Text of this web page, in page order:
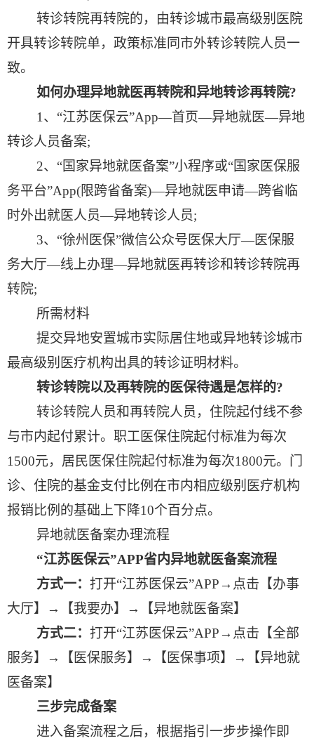
转诊转院再转院的，由转诊城市最高级别医院
开具转诊转院单，政策标准同市外转诊转院人员一
致。
如何办理异地就医再转院和异地转诊再转院?
1、“江苏医保云”App—首页—异地就医—异地
转诊人员备案;
2、“国家异地就医备案”小程序或“国家医保服
务平台”App(限跨省备案)—异地就医申请—跨省临
时外出就医人员—异地转诊人员;
3、“徐州医保”微信公众号医保大厅—医保服
务大厅—线上办理—异地就医再转诊和转诊转院再
转院;
所需材料
提交异地安置城市实际居住地或异地转诊城市
最高级别医疗机构出具的转诊证明材料。
转诊转院以及再转院的医保待遇是怎样的?
转诊转院人员和再转院人员，住院起付线不参
与市内起付累计。职工医保住院起付标准为每次
1500元，居民医保住院起付标准为每次1800元。门
诊、住院的基金支付比例在市内相应级别医疗机构
报销比例的基础上下降10个百分点。
异地就医备案办理流程
“江苏医保云”APP省内异地就医备案流程
方式一： 打开“江苏医保云”APP→点击【办事
大厅】→【我要办】→【异地就医备案】
方式二： 打开“江苏医保云”APP→点击【全部
服务】→【医保服务】→【医保事项】→【异地就
医备案】
三步完成备案
进入备案流程之后，根据指引一步步操作即